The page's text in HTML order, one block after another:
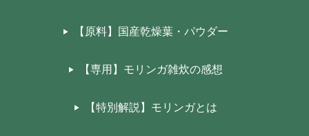
【原料】国産乾燥葉・パウダー
【専用】モリンガ雑炊の感想
【特別解説】モリンガとは